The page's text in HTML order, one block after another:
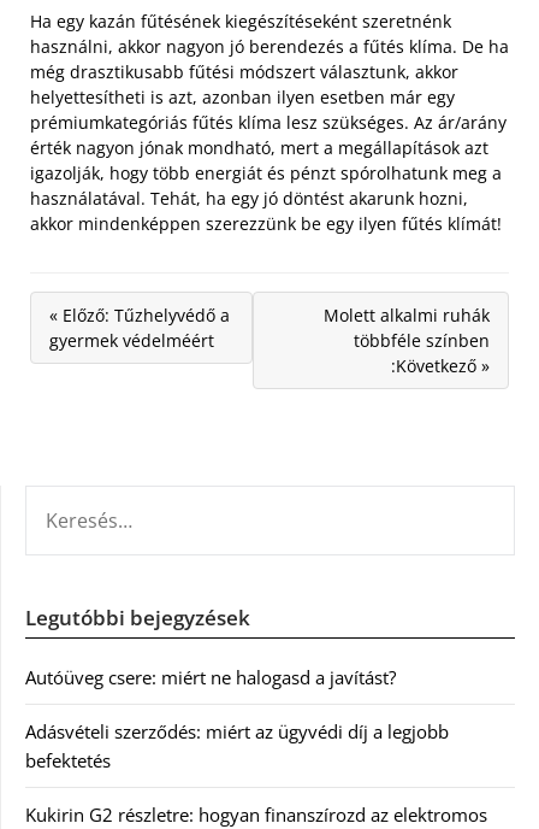
Ha egy kazán fűtésének kiegészítéseként szeretnénk
használni, akkor nagyon jó berendezés a fűtés klíma. De ha
még drasztikusabb fűtési módszert választunk, akkor
helyettesítheti is azt, azonban ilyen esetben már egy
prémiumkategóriás fűtés klíma lesz szükséges. Az ár/arány
érték nagyon jónak mondható, mert a megállapítások azt
igazolják, hogy több energiát és pénzt spórolhatunk meg a
használatával. Tehát, ha egy jó döntést akarunk hozni,
akkor mindenképpen szerezzünk be egy ilyen fűtés klímát!
« Előző: Tűzhelyvédő a
gyermek védelméért
Molett alkalmi ruhák
többféle színben
:Következő »
Legutóbbi bejegyzések
Autóüveg csere: miért ne halogasd a javítást?
Adásvételi szerződés: miért az ügyvédi díj a legjobb
befektetés
Kukirin G2 részletre: hogyan finanszírozd az elektromos